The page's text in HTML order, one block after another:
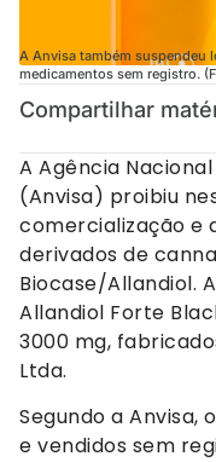
A Anvisa também suspendeu
medicamentos sem registro.
Compartilhar
A Agência
(Anvisa) proibiu
comercialização e
derivados de
Biocase/Allandiol.
Allandiol Forte
3000 mg,
Ltda.
Segundo a Anvisa,
e vendidos sem